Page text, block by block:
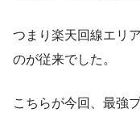
つまり楽天回線エリ
のが従来でした。
こちらが今回、最強